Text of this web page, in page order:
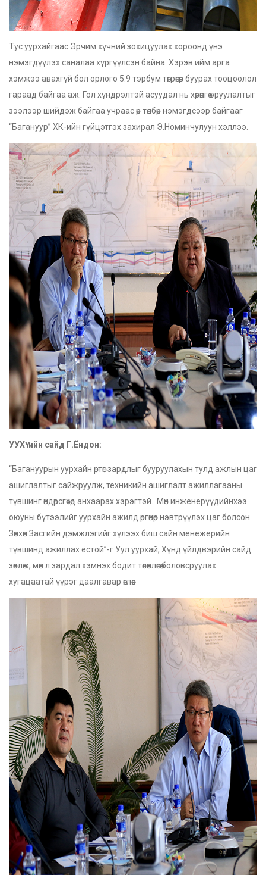
Тус уурхайгаас Эрчим хүчний зохицуулах хороонд үнэ
нэмэгдүүлэх саналаа хүргүүлсэн байна. Хэрэв ийм арга
хэмжээ авахгүй бол орлого 5.9 тэрбум төгрөгөөр буурах тооцоолол
гараад байгаа аж. Гол хүндрэлтэй асуудал нь хөрөнгө оруулалтыг
зээлээр шийдэж байгаа учраас өр төлбөр нэмэгдсээр байгааг
“Багануур” ХК-ийн гүйцэтгэх захирал Э.Номинчулуун хэллээ.
УУХҮ-ийн сайд Г.Ёндон:
“Багануурын уурхайн өртөг зардлыг бууруулахын тулд ажлын цаг
ашиглалтыг сайжруулж, техникийн ашиглалт ажиллагааны
түвшинг өндөрсгөхөд анхаарах хэрэгтэй. Мөн инженерүүдийнхээ
оюуны бүтээлийг уурхайн ажилд өргөнөөр нэвтрүүлэх цаг болсон.
Зөвхөн Засгийн дэмжлэгийг хүлээх биш сайн менежерийн
түвшинд ажиллах ёстой”-г Уул уурхай, Хүнд үйлдвэрийн сайд
зөвлөж, мөн л зардал хэмнэх бодит төлөвлөгөө боловсруулах
хугацаатай үүрэг даалгавар өглөө.